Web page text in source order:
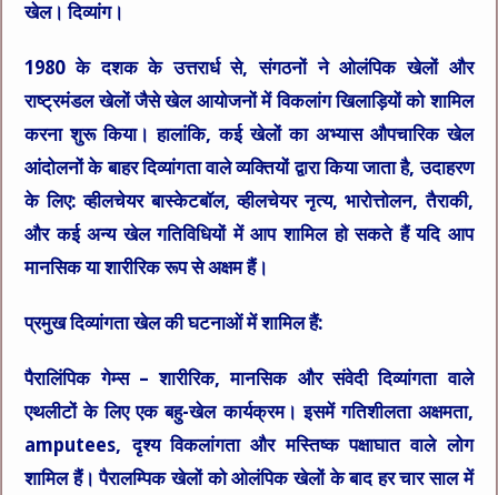
खेल। दिव्यांग।
1980 के दशक के उत्तरार्ध से, संगठनों ने ओलंपिक खेलों और
राष्ट्रमंडल खेलों जैसे खेल आयोजनों में विकलांग खिलाड़ियों को शामिल
करना शुरू किया। हालांकि, कई खेलों का अभ्यास औपचारिक खेल
आंदोलनों के बाहर दिव्यांगता वाले व्यक्तियों द्वारा किया जाता है, उदाहरण
के लिए: व्हीलचेयर बास्केटबॉल, व्हीलचेयर नृत्य, भारोत्तोलन, तैराकी,
और कई अन्य खेल गतिविधियों में आप शामिल हो सकते हैं यदि आप
मानसिक या शारीरिक रूप से अक्षम हैं।
प्रमुख दिव्यांगता खेल की घटनाओं में शामिल हैं:
पैरालिंपिक गेम्स – शारीरिक, मानसिक और संवेदी दिव्यांगता वाले
एथलीटों के लिए एक बहु-खेल कार्यक्रम। इसमें गतिशीलता अक्षमता,
amputees, दृश्य विकलांगता और मस्तिष्क पक्षाघात वाले लोग
शामिल हैं। पैरालम्पिक खेलों को ओलंपिक खेलों के बाद हर चार साल में